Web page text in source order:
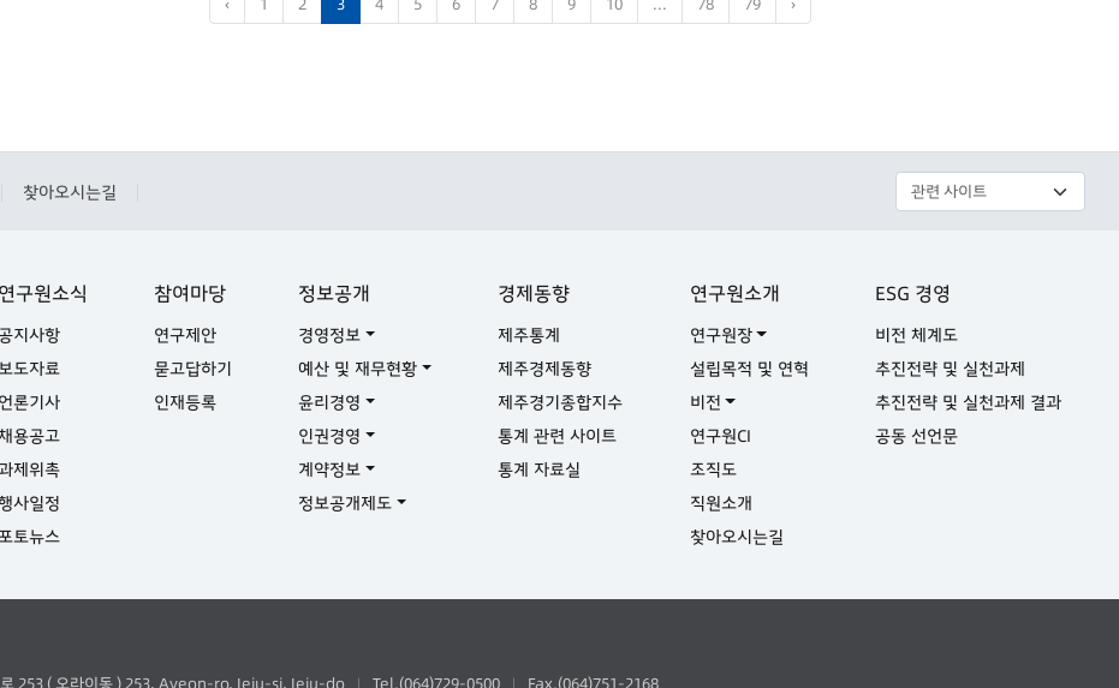
찾아오시는길
연구원소식
지사항
도자료
언론기사
용공고
제위촉
사일정
토뉴스
참여마당
연구제안
묻고답하기
인재등록
정보공개
경영정보
예산 및 재무현황
윤리경영
인권경영
계약정보
정보공개제도
경제동향
제주통계
제주경제동향
제주경기종합지수
통계 관련 사이트
통계 자료실
연구원소개
연구원장
설립목적 및 연혁
비전
연구원CI
조직도
직원소개
찾아오시는길
ESG 경영
비전 체계도
추진전략 및 실천과제
추진전략 및 실천과제 결과
공동 선언문
로 253 ( 오라이동 ) 253, Ayeon-ro, Jeju-si, Jeju-do Tel.(064)729-0500 Fax.(064)751-2168